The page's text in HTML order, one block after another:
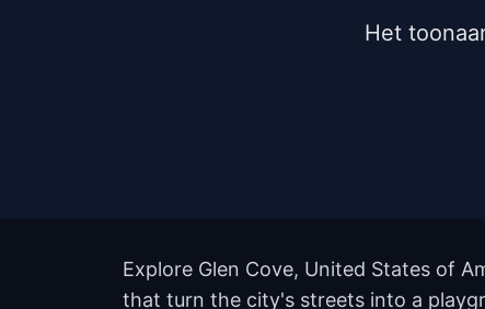
Het
Explore Glen Cove, United States of
that turn the city's streets into a